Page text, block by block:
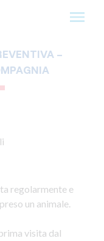
–
regolarmente e
un animale.
visita dal